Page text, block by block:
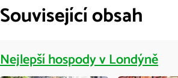
Související obsah
Nejlepší hospody v Londýně